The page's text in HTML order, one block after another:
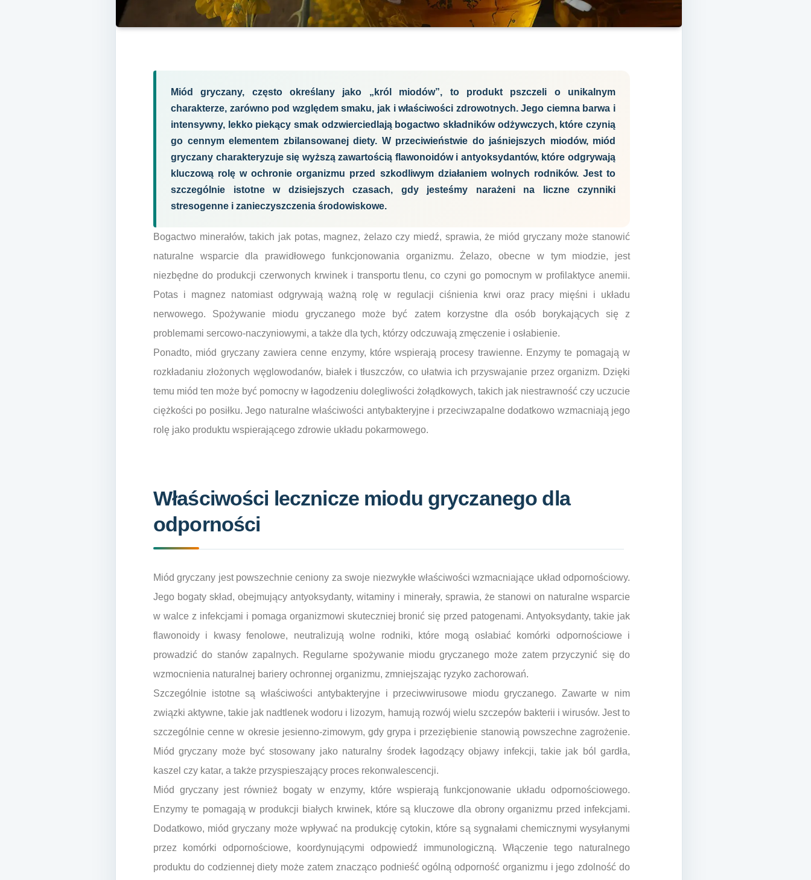
Miód gryczany, często określany jako „król miodów”, to produkt pszczeli o unikalnym
charakterze, zarówno pod względem smaku, jak i właściwości zdrowotnych. Jego ciemna barwa i
intensywny, lekko piekący smak odzwierciedlają bogactwo składników odżywczych, które czynią
go cennym elementem zbilansowanej diety. W przeciwieństwie do jaśniejszych miodów, miód
gryczany charakteryzuje się wyższą zawartością flawonoidów i antyoksydantów, które odgrywają
kluczową rolę w ochronie organizmu przed szkodliwym działaniem wolnych rodników. Jest to
szczególnie istotne w dzisiejszych czasach, gdy jesteśmy narażeni na liczne czynniki
stresogenne i zanieczyszczenia środowiskowe.
Bogactwo minerałów, takich jak potas, magnez, żelazo czy miedź, sprawia, że miód gryczany może stanowić
naturalne wsparcie dla prawidłowego funkcjonowania organizmu. Żelazo, obecne w tym miodzie, jest
niezbędne do produkcji czerwonych krwinek i transportu tlenu, co czyni go pomocnym w profilaktyce anemii.
Potas i magnez natomiast odgrywają ważną rolę w regulacji ciśnienia krwi oraz pracy mięśni i układu
nerwowego. Spożywanie miodu gryczanego może być zatem korzystne dla osób borykających się z
problemami sercowo-naczyniowymi, a także dla tych, którzy odczuwają zmęczenie i osłabienie.
Ponadto, miód gryczany zawiera cenne enzymy, które wspierają procesy trawienne. Enzymy te pomagają w
rozkładaniu złożonych węglowodanów, białek i tłuszczów, co ułatwia ich przyswajanie przez organizm. Dzięki
temu miód ten może być pomocny w łagodzeniu dolegliwości żołądkowych, takich jak niestrawność czy uczucie
ciężkości po posiłku. Jego naturalne właściwości antybakteryjne i przeciwzapalne dodatkowo wzmacniają jego
rolę jako produktu wspierającego zdrowie układu pokarmowego.
Właściwości lecznicze miodu gryczanego dla
odporności
Miód gryczany jest powszechnie ceniony za swoje niezwykłe właściwości wzmacniające układ odpornościowy.
Jego bogaty skład, obejmujący antyoksydanty, witaminy i minerały, sprawia, że stanowi on naturalne wsparcie
w walce z infekcjami i pomaga organizmowi skuteczniej bronić się przed patogenami. Antyoksydanty, takie jak
flawonoidy i kwasy fenolowe, neutralizują wolne rodniki, które mogą osłabiać komórki odpornościowe i
prowadzić do stanów zapalnych. Regularne spożywanie miodu gryczanego może zatem przyczynić się do
wzmocnienia naturalnej bariery ochronnej organizmu, zmniejszając ryzyko zachorowań.
Szczególnie istotne są właściwości antybakteryjne i przeciwwirusowe miodu gryczanego. Zawarte w nim
związki aktywne, takie jak nadtlenek wodoru i lizozym, hamują rozwój wielu szczepów bakterii i wirusów. Jest to
szczególnie cenne w okresie jesienno-zimowym, gdy grypa i przeziębienie stanowią powszechne zagrożenie.
Miód gryczany może być stosowany jako naturalny środek łagodzący objawy infekcji, takie jak ból gardła,
kaszel czy katar, a także przyspieszający proces rekonwalescencji.
Miód gryczany jest również bogaty w enzymy, które wspierają funkcjonowanie układu odpornościowego.
Enzymy te pomagają w produkcji białych krwinek, które są kluczowe dla obrony organizmu przed infekcjami.
Dodatkowo, miód gryczany może wpływać na produkcję cytokin, które są sygnałami chemicznymi wysyłanymi
przez komórki odpornościowe, koordynującymi odpowiedź immunologiczną. Włączenie tego naturalnego
produktu do codziennej diety może zatem znacząco podnieść ogólną odporność organizmu i jego zdolność do